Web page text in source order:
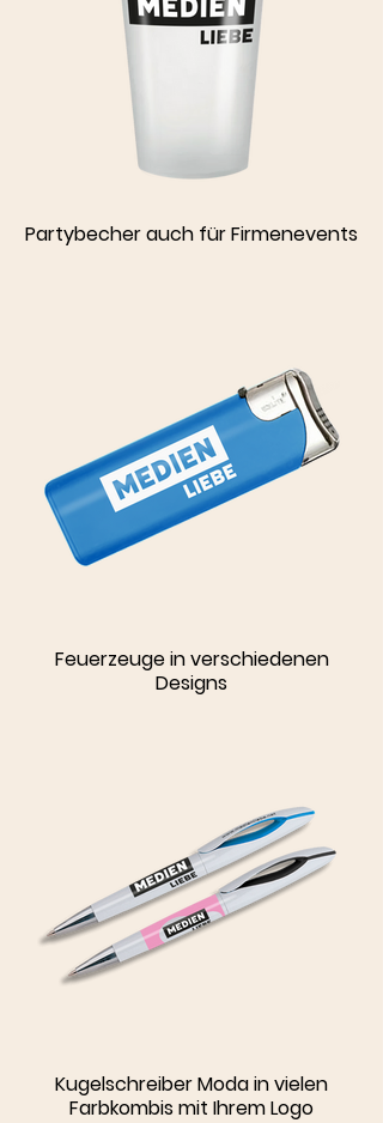
Partybecher auch für Firmenevents
Feuerzeuge in verschiedenen
Designs
Kugelschreiber Moda in vielen
Farbkombis mit Ihrem Logo